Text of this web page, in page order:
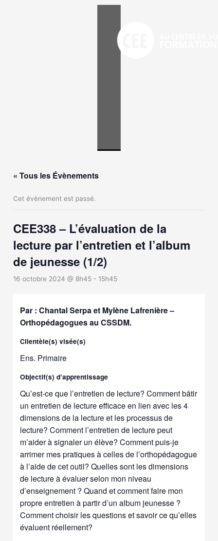
« Tous les Évènements
Cet évènement est passé.
CEE338 – L’évaluation de la
lecture par l’entretien et l’album
de jeunesse (1/2)
16 octobre 2024 @ 8h45 - 15h45
Par : Chantal Serpa et Mylène Lafrenière –
Orthopédagogues au CSSDM.
Clientèle(s) visée(s)
Ens. Primaire
Objectif(s) d’apprentissage
Qu’est-ce que l’entretien de lecture? Comment bâtir
un entretien de lecture efficace en lien avec les 4
dimensions de la lecture et les processus de
lecture? Comment l’entretien de lecture peut
m’aider à signaler un élève? Comment puis-je
arrimer mes pratiques à celles de l’orthopédagogue
à l’aide de cet outil? Quelles sont les dimensions
de lecture à évaluer selon mon niveau
d’enseignement ? Quand et comment faire mon
propre entretien à partir d’un album jeunesse ?
Comment choisir les questions et savoir ce qu’elles
évaluent réellement?